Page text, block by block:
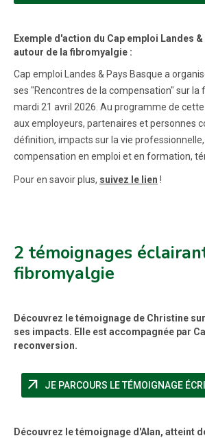
Exemple d'action du Cap emploi Landes
autour de la fibromyalgie :
Cap emploi Landes & Pays Basque a
ses "Rencontres de la compensation" sur la
mardi 21 avril 2026. Au programme de
aux employeurs, partenaires et personnes
définition, impacts sur la vie
compensation en emploi et en formation,
Pour en savoir plus, suivez le lien !
2 témoignages
fibromyalgie
Découvrez le témoignage de Christine
ses impacts. Elle est accompagnée par
reconversion.
arrow_outward JE PARCOURS LE TÉMOIGNAGE
Découvrez le témoignage d'Alan, atteint